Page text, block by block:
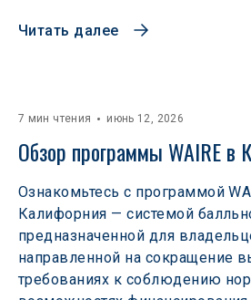
Читать далее
7 мин чтения июнь 12, 2026
Обзор программы WAIRE в
Ознакомьтесь с программой
Калифорния — системой
предназначенной для
направленной на сокращение
требованиях к соблюдению